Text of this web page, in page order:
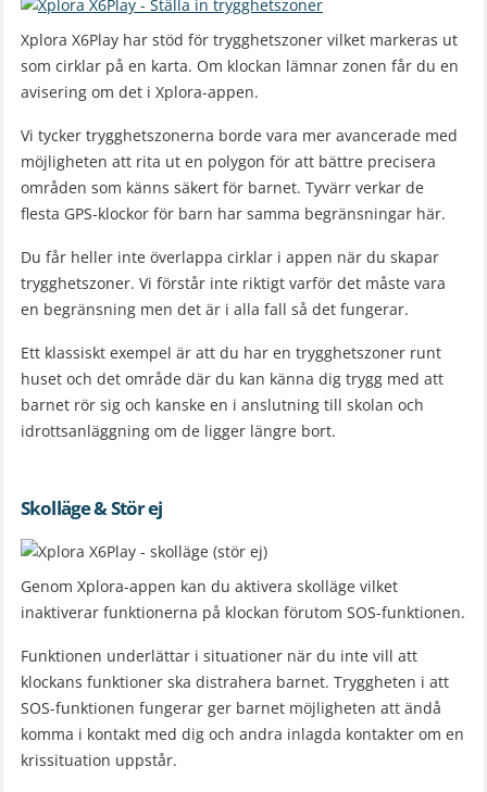
Xplora X6Play har stöd för trygghetszoner vilket markeras ut
som cirklar på en karta. Om klockan lämnar zonen får du en
avisering om det i Xplora-appen.
Vi tycker trygghetszonerna borde vara mer avancerade med
möjligheten att rita ut en polygon för att bättre precisera
områden som känns säkert för barnet. Tyvärr verkar de
flesta GPS-klockor för barn har samma begränsningar här.
Du får heller inte överlappa cirklar i appen när du skapar
trygghetszoner. Vi förstår inte riktigt varför det måste vara
en begränsning men det är i alla fall så det fungerar.
Ett klassiskt exempel är att du har en trygghetszoner runt
huset och det område där du kan känna dig trygg med att
barnet rör sig och kanske en i anslutning till skolan och
idrottsanläggning om de ligger längre bort.
Skolläge & Stör ej
Genom Xplora-appen kan du aktivera skolläge vilket
inaktiverar funktionerna på klockan förutom SOS-funktionen.
Funktionen underlättar i situationer när du inte vill att
klockans funktioner ska distrahera barnet. Tryggheten i att
SOS-funktionen fungerar ger barnet möjligheten att ändå
komma i kontakt med dig och andra inlagda kontakter om en
krissituation uppstår.